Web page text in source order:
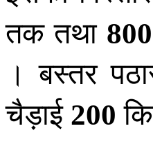
तक तथा
। बस्तर
चैड़ाई 200 कि